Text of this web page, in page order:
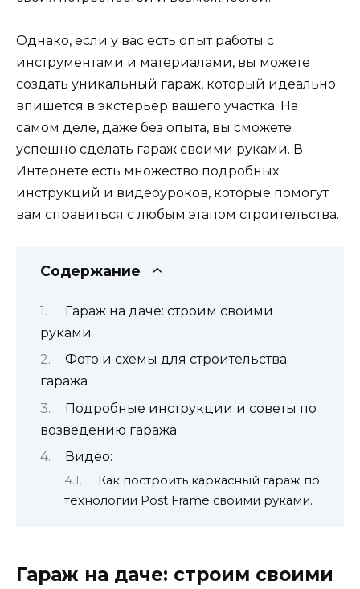
Однако, если у вас есть опыт работы с
инструментами и материалами, вы можете
создать уникальный гараж, который идеально
впишется в экстерьер вашего участка. На
самом деле, даже без опыта, вы сможете
успешно сделать гараж своими руками. В
Интернете есть множество подробных
инструкций и видеоуроков, которые помогут
вам справиться с любым этапом строительства.
Содержание
Гараж на даче: строим своими
руками
Фото и схемы для строительства
гаража
Подробные инструкции и советы по
возведению гаража
Видео:
Как построить каркасный гараж по
технологии Post Frame своими руками.
Гараж на даче: строим своими